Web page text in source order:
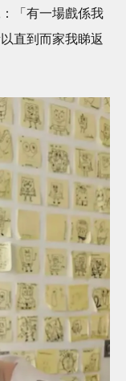
「有一場戲係我
直到而家我睇返